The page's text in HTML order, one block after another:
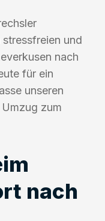
und
nach
für ein
unseren
zum
nach